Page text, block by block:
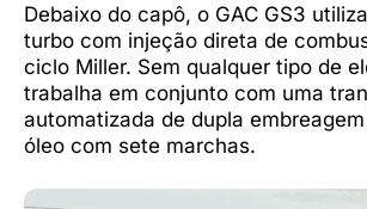
Debaixo do capô, o GAC GS3
turbo com injeção direta de
ciclo Miller. Sem qualquer tipo de
trabalha em conjunto com uma
automatizada de dupla
óleo com sete marchas.